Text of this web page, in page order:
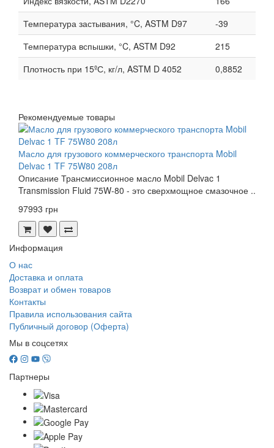
Температура застывания, °C, ASTM D97
-39
Температура вспышки, °C, ASTM D92
215
Плотность при 15ºС, кг/л, ASTM D 4052
0,8852
Рекомендуемые товары
Масло для грузового коммерческого транспорта Mobil
Delvac 1 TF 75W80 208л
Описание Трансмиссионное масло Mobil Delvac 1
Transmission Fluid 75W-80 - это сверхмощное смазочное ..
97993 грн
Информация
О нас
Доставка и оплата
Возврат и обмен товаров
Контакты
Правила использования сайта
Публичный договор (Оферта)
Мы в соцсетях
Партнеры